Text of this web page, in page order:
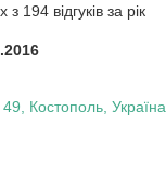
194 відгуків за рік
Костополь, Україна